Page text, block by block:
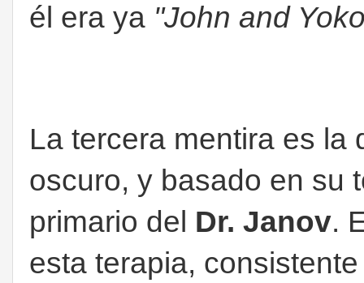
él era ya "John and
La tercera mentira es la
oscuro, y basado en su
primario del Dr. Janov.
esta terapia,